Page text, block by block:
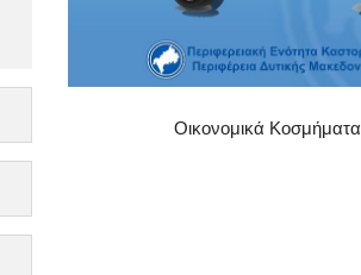
Οικονομικά Κοσμήματα